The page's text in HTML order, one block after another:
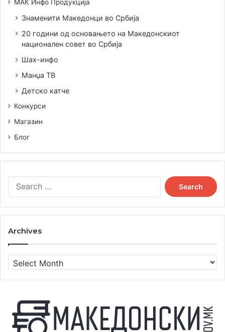
МАК Инфо Продукција
Знаменити Македонци во Србија
20 години од основањето на Македонскиот
национален совет во Србија
Шах-инфо
Манџа ТВ
Детско катче
Конкурси
Магазин
Блог
Search
for:
Archives
Archives